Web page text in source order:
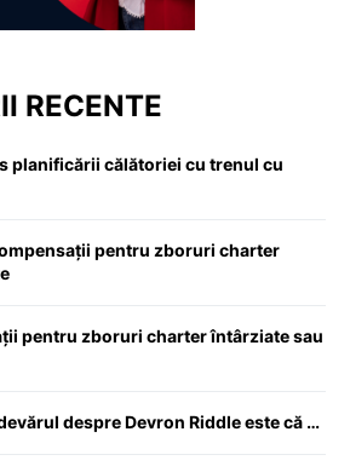
RECENTE
planificării călătoriei cu trenul cu
pentru zboruri charter
pentru zboruri charter întârziate sau
despre Devron Riddle este că …